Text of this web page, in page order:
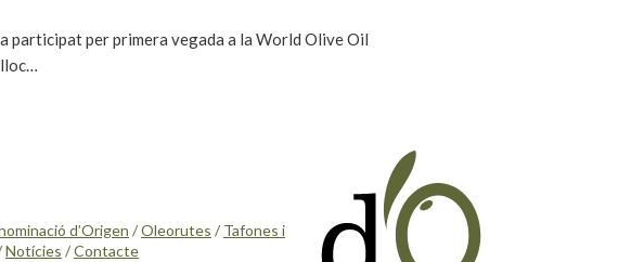
participat per primera vegada a la World Olive Oil
d’Origen /Oleorutes / Tafones i
Notícies /Contacte